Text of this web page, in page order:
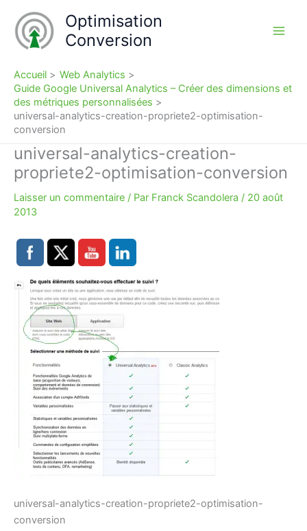
contenu
Optimisation
Conversion
Accueil
Web Analytics
Guide Google Universal Analytics – Créer des dimensions et
des métriques personnalisées
universal-analytics-creation-propriete2-optimisation-
conversion
universal-analytics-creation-
propriete2-optimisation-conversion
Laisser un commentaire / Par Franck Scandolera / 20 août
2013
universal-analytics-creation-propriete2-optimisation-
conversion